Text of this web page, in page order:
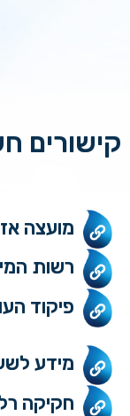
קישורים
מועצה
רשות
פיקוד
מידע
חקיקה